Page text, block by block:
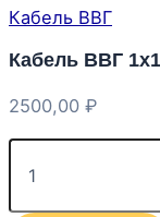
Кабель ВВГ
Кабель ВВГ
2500,00 ₽